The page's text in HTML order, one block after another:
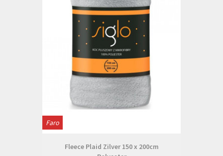
Faro
Fleece Plaid Zilver 150 x 200cm